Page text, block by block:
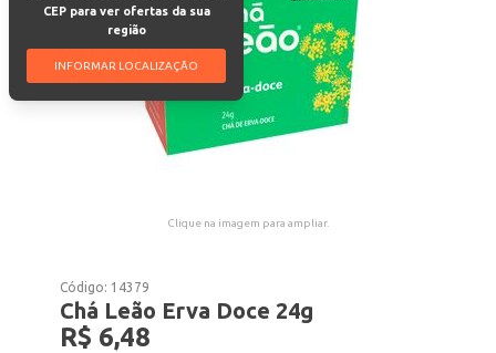
CEP para ver ofertas da sua
região
INFORMAR LOCALIZAÇÃO
Clique na imagem para ampliar.
Código: 14379
Chá Leão Erva Doce 24g
R$ 6,48